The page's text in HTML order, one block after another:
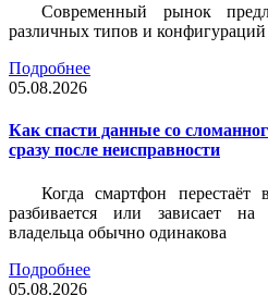
Современный рынок
различных типов и конфигураций
Подробнее
05.08.2026
Как спасти данные со
сразу после неисправности
Когда смартфон перестаёт
разбивается или зависает на
владельца обычно одинакова
Подробнее
05.08.2026